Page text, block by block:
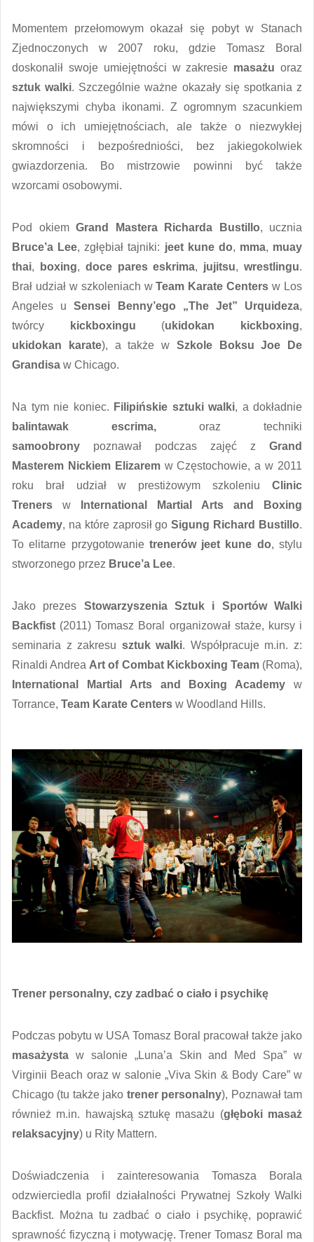
Momentem przełomowym okazał się pobyt w Stanach
Zjednoczonych w 2007 roku, gdzie Tomasz Boral
doskonalił swoje umiejętności w zakresie masażu oraz
sztuk walki. Szczególnie ważne okazały się spotkania z
największymi chyba ikonami. Z ogromnym szacunkiem
mówi o ich umiejętnościach, ale także o niezwykłej
skromności i bezpośredniości, bez jakiegokolwiek
gwiazdorzenia. Bo mistrzowie powinni być także
wzorcami osobowymi.
Pod okiem Grand Mastera Richarda Bustillo, ucznia
Bruce’a Lee, zgłębiał tajniki: jeet kune do, mma, muay
thai, boxing, doce pares eskrima, jujitsu,wrestlingu.
Brał udział w szkoleniach wTeam Karate Centers w Los
Angeles uSensei Benny’ego „The Jet” Urquideza,
twórcy
kickboxingu (ukidokan kickboxing,
ukidokan
karate), a także w Szkole Boksu
Joe De
Grandisa w Chicago.
Na tym nie koniec. Filipińskie sztuki walki, a dokładnie
balintawak
escrima, oraz techniki
samoobrony poznawał podczas zajęć z Grand
Masterem Nickiem Elizaremw Częstochowie, a w 2011
roku brał udział w prestiżowym szkoleniu Clinic
Treners w
International Martial Arts and Boxing
Academy, na które zaprosił goSigung Richard Bustillo.
To elitarne przygotowanie trenerów jeet kune do, stylu
stworzonego przez Bruce’a Lee.
Jako prezes Stowarzyszenia Sztuk i Sportów Walki
Backfist (2011) Tomasz Boral organizował staże, kursy i
seminaria z zakresu sztuk walki. Współpracuje m.in. z:
Rinaldi Andrea Art of Combat Kickboxing Team(Roma),
International Martial Arts and Boxing Academy w
Torrance, Team Karate Centers w Woodland Hills.
Trener personalny, czy zadbać o ciało i psychikę
Podczas pobytu w USA Tomasz Boral pracował także jako
masażysta w salonie „Luna’a Skin and Med Spa” w
Virginii Beach oraz w salonie „Viva Skin & Body Care” w
Chicago (tu także jako trener personalny), Poznawał tam
również m.in. hawajską sztukę masażu (głęboki masaż
relaksacyjny) u Rity Mattern.
Doświadczenia i zainteresowania Tomasza Borala
odzwierciedla profil działalności Prywatnej Szkoły Walki
Backfist. Można tu zadbać o ciało i psychikę, poprawić
sprawność fizyczną i motywację. Trener Tomasz Boral ma